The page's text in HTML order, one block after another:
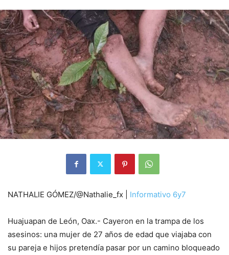
NATHALIE GÓMEZ/@Nathalie_fx | Informativo 6y7
Huajuapan de León, Oax.- Cayeron en la trampa de los
asesinos: una mujer de 27 años de edad que viajaba con
su pareja e hijos pretendía pasar por un camino bloqueado